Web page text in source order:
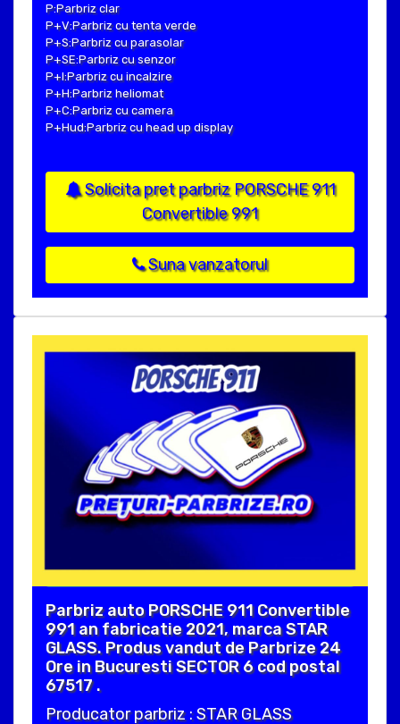
P:Parbriz clar
P+V:Parbriz cu tenta verde
P+S:Parbriz cu parasolar
P+SE:Parbriz cu senzor
P+I:Parbriz cu incalzire
P+H:Parbriz heliomat
P+C:Parbriz cu camera
P+Hud:Parbriz cu head up display
Solicita pret parbriz PORSCHE 911
Convertible 991
Suna vanzatorul
Parbriz auto PORSCHE 911 Convertible
991 an fabricatie 2021, marca STAR
GLASS. Produs vandut de Parbrize 24
Ore in Bucuresti SECTOR 6 cod postal
67517 .
Producator parbriz : STAR GLASS